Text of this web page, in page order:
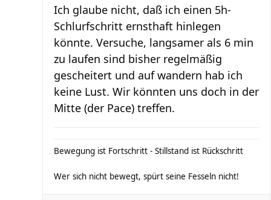
Ich glaube nicht, daß ich einen 5h-
Schlurfschritt ernsthaft hinlegen
könnte. Versuche, langsamer als 6 min
zu laufen sind bisher regelmäßig
gescheitert und auf wandern hab ich
keine Lust. Wir könnten uns doch in der
Mitte (der Pace) treffen.
Bewegung ist Fortschritt - Stillstand ist Rückschritt
Wer sich nicht bewegt, spürt seine Fesseln nicht!